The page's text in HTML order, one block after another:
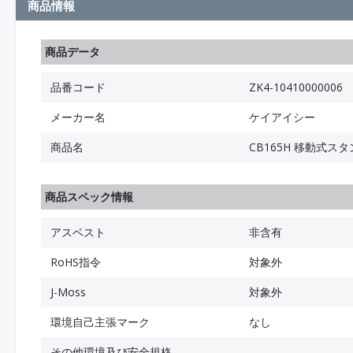
商品情報
商品データ
品番コード
ZK4-10410000006
メーカー名
ケイアイシー
商品名
CB165H 移動式スタ
商品スペック情報
アスベスト
非含有
RoHS指令
対象外
J-Moss
対象外
環境自己主張マーク
なし